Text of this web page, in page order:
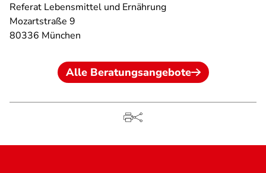
Referat Lebensmittel und Ernährung
Mozartstraße 9
80336 München
Alle Beratungsangebote